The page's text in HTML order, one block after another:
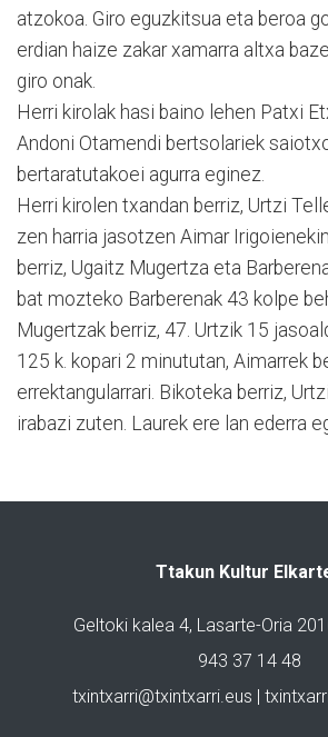
atzokoa. Giro eguzkitsua eta beroa
erdian haize zakar xamarra altxa
giro onak.
Herri kirolak hasi baino lehen Patxi
Andoni Otamendi bertsolariek
bertaratutakoei agurra eginez.
Herri kirolen txandan berriz, Urtzi
zen harria jasotzen Aimar
berriz, Ugaitz Mugertza eta
bat mozteko Barberenak 43 kolpe
Mugertzak berriz, 47. Urtzik 15
125 k. kopari 2 minututan, Aimarrek
errektangularrari. Bikoteka berriz,
irabazi zuten. Laurek ere lan ederra
Ttakun Kultur
Geltoki kalea 4, Lasarte-Oria
943 37 14 48
txintxarri@txintxarri.eus |